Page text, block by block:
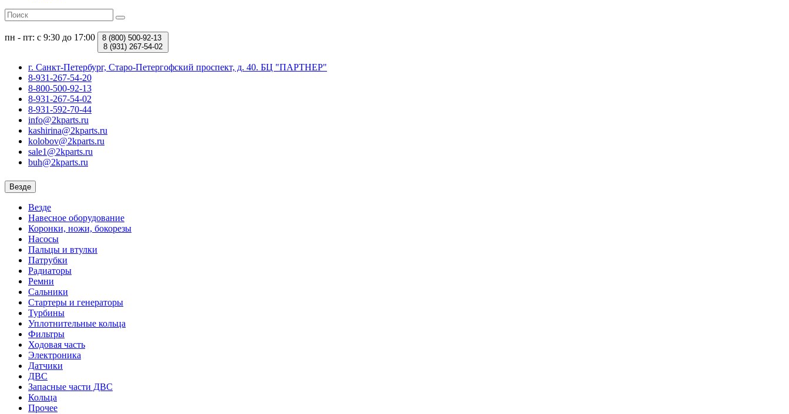
пн - пт: с 9:30 до 17:00 8 (800) 500-92-13
8 (931) 267-54-02
г. Санкт-Петербург, Старо-Петергофский проспект, д. 40. БЦ "ПАРТНЕР"
8-931-267-54-20
8-800-500-92-13
8-931-267-54-02
8-931-592-70-44
info@2kparts.ru
kashirina@2kparts.ru
kolobov@2kparts.ru
sale1@2kparts.ru
buh@2kparts.ru
Везде
Везде
Навесное оборудование
Коронки, ножи, бокорезы
Насосы
Пальцы и втулки
Патрубки
Радиаторы
Ремни
Сальники
Стартеры и генераторы
Турбины
Уплотнительные кольца
Фильтры
Ходовая часть
Электроника
Датчики
ДВС
Запасные части ДВС
Кольца
Прочее